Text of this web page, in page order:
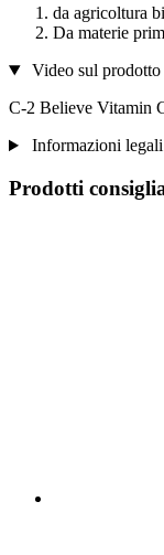
da agricoltura
Da materie
Video sul prodotto
C-2 Believe Vitamin
Informazioni legali
Prodotti